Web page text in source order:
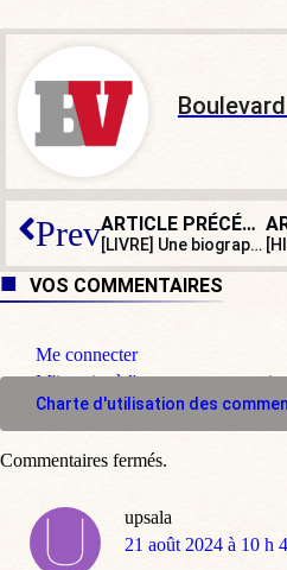
Prev ARTICLE PRÉCÉDENT
[LIVRE] Une biographie de Jean Cau, journaliste-écrivain talentueux et libre
VOS COMMENTAIRES
Me connecter
M'inscrire à l'espace commentaire
Charte d'utilisation des
upsala
dit
21 août 2024 à 10 h
Commentaires fermés.